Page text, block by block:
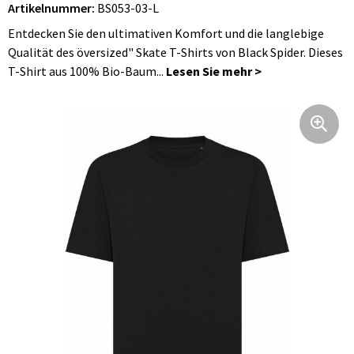
Faltbare Taschen
Schultertaschen
Taschen für Kleidung
Kühltaschen und Kühlboxen
Koffer und Trolleys
Hüftflaschen
Bademäntel
Jacken
Blusen
Handschuhe und Schal
Arbeitsbekleidung
Regenbekleidung
Uhren, Pulsuhren und Wetterstationen
Regenschirme
Kinder und Babys
Werbetextilien
Artikelnummer: BS053-03-L
Entdecken Sie den ultimativen Komfort und die langlebige
Qualität des översized" Skate T-Shirts von Black Spider. Dieses
T-Shirt aus 100% Bio-Baum...